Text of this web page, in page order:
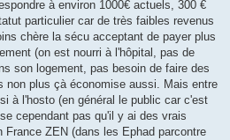
à environ 1000€ actuels, 300 €
particulier car de très faibles revenus
chère la sécu acceptant de payer plus
(on est nourri à l'hôpital, pas de
son logement, pas besoin de faire des
non plus çà économise aussi. Mais entre
à l'hosto (en général le public car c'est
cependant pas qu'il y ai des vrais
ZEN (dans les Ephad parcontre